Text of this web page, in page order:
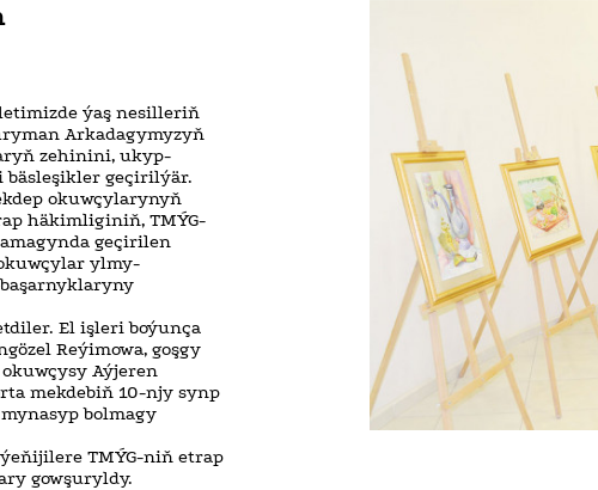
ýaş nesilleriň
Arkadagymyzyň
zehinini, ukyp-
bäsleşikler geçirilýär.
okuwçylarynyň
häkimliginiň, TMÝG-
geçirilen
ylmy-
El işleri boýunça
Reýimowa, goşgy
Aýjeren
mekdebiň 10-njy synp
bolmagy
TMÝG-niň etrap
gowşuryldy.